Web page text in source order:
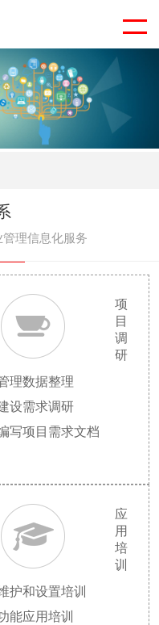
理信息化服务
项
目
调
研
理数据整理
设需求调研
写项目需求文档
应
用
培
训
护和设置培训
能应用培训